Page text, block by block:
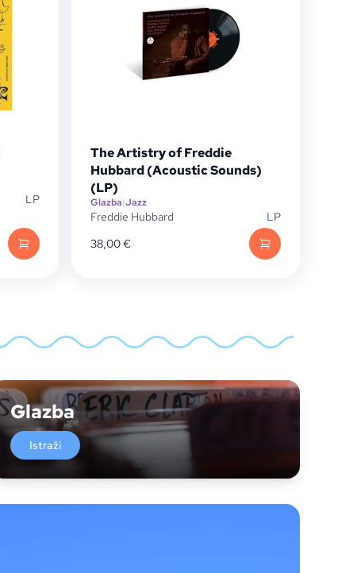
LP
The Artistry of Freddie
Hubbard (Acoustic Sounds)
(LP)
Glazba|Jazz
Freddie Hubbard
LP
38,00€
Glazba
Istraži